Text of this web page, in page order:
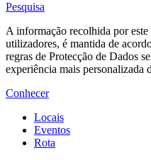
Pesquisa
A informação recolhida por
utilizadores, é mantida de
regras de Protecção de Dados
experiência mais personalizada
Conhecer
Locais
Eventos
Rota